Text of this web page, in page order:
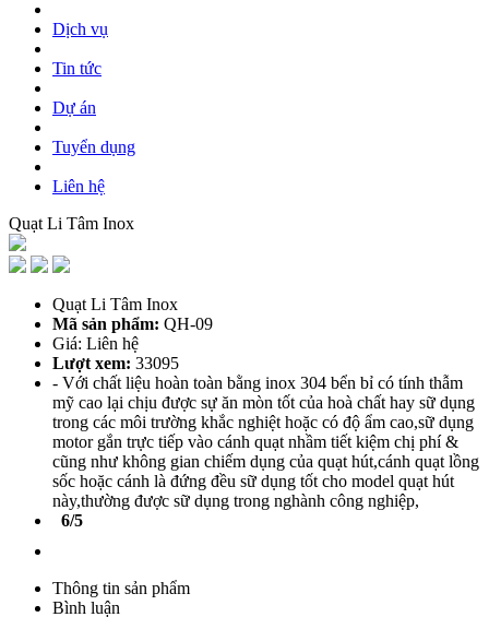
Dịch vụ
Tin tức
Dự án
Tuyển dụng
Liên hệ
Quạt Li Tâm Inox
Quạt Li Tâm Inox
Mã sản phẩm: QH-09
Giá: Liên hệ
Lượt xem: 33095
- Với chất liệu hoàn toàn bằng inox 304 bển bỉ có tính thẫm
mỹ cao lại chịu được sự ăn mòn tốt của hoà chất hay sữ dụng
trong các môi trường khắc nghiệt hoặc có độ ẩm cao,sữ dụng
motor gắn trực tiếp vào cánh quạt nhầm tiết kiệm chị phí &
cũng như không gian chiếm dụng của quạt hút,cánh quạt lồng
sốc hoặc cánh là đứng đều sữ dụng tốt cho model quạt hút
này,thường được sữ dụng trong nghành công nghiệp,
6/5
Thông tin sản phẩm
Bình luận